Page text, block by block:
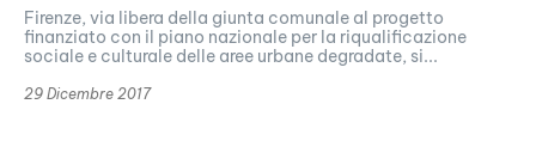
Firenze, via libera della giunta comunale al progetto
finanziato con il piano nazionale per la riqualificazione
sociale e culturale delle aree urbane degradate, si...
29 Dicembre 2017